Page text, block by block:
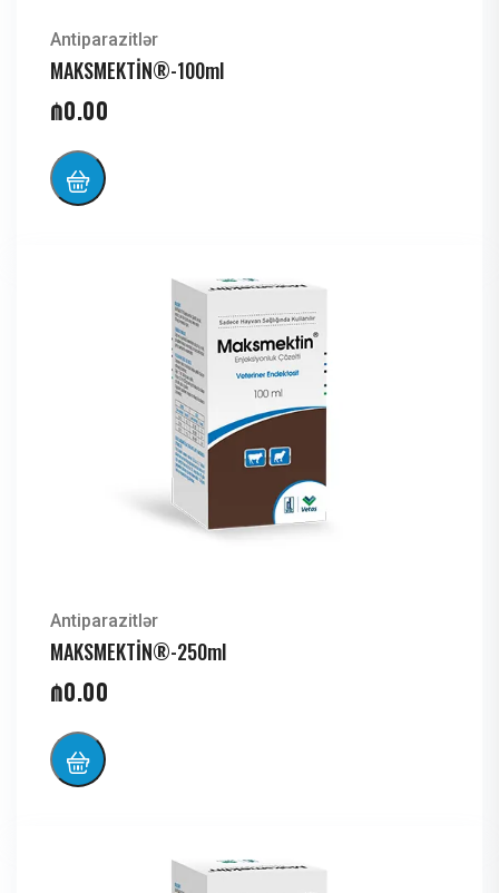
Antiparazitlər
MAKSMEKTİN®-100ml
₼0.00
Antiparazitlər
MAKSMEKTİN®-250ml
₼0.00